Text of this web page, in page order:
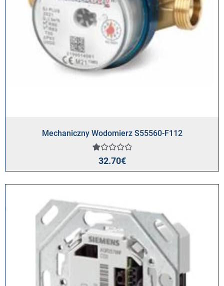
Mechaniczny Wodomierz S55560-F112
Oceniony
1.00
na
na
klienta
32.70€